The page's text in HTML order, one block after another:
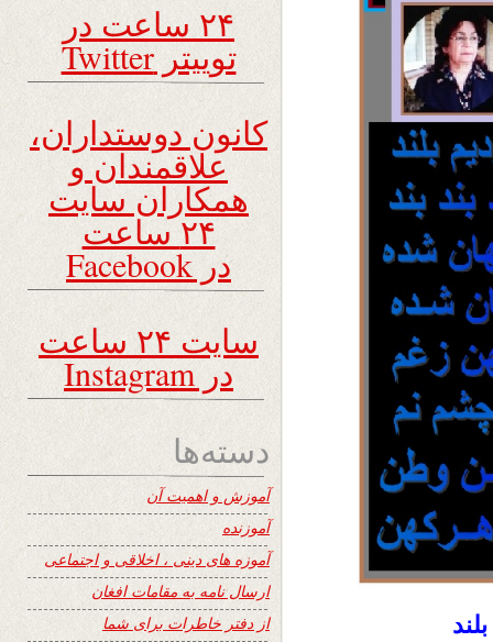
۲۴ ساعت در
توییتر Twitter
کانون دوستداران،
علاقمندان و
همکاران سایت
۲۴ ساعت
در Facebook
سایت ۲۴ ساعت
در Instagram
دسته‌ها
آموزش و اهمیت آن
آموزنده
آموزه های دینی ، اخلاقی و اجتماعی
ارسال نامه به مقامات افغان
از دفتر خاطرات برای شما